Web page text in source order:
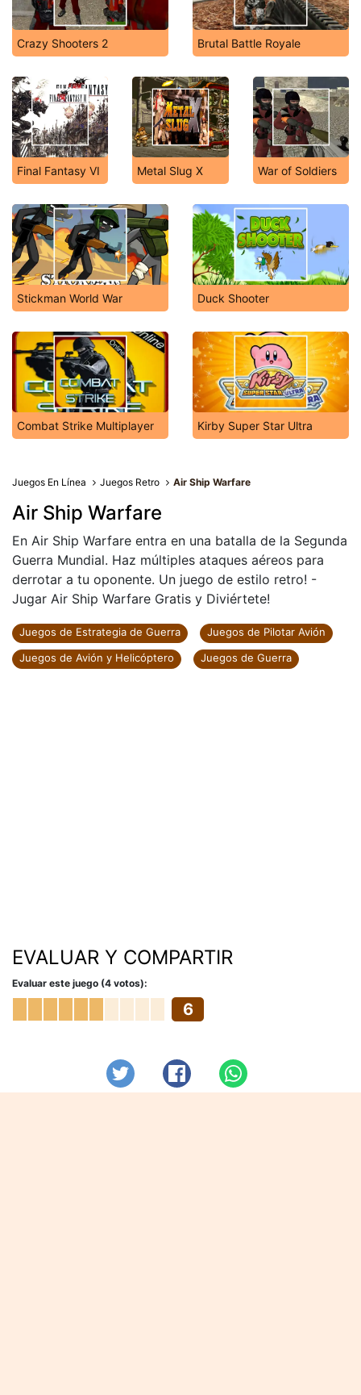
Crazy Shooters 2 Brutal Battle Royale
Final Fantasy VI Metal Slug X War of Soldiers
Stickman World War Duck Shooter
Combat Strike Multiplayer Kirby Super Star Ultra
Juegos En Línea Juegos Retro Air Ship Warfare
Air Ship Warfare
En Air Ship Warfare entra en una batalla de la Segunda
Guerra Mundial. Haz múltiples ataques aéreos para
derrotar a tu oponente. Un juego de estilo retro! -
Jugar Air Ship Warfare Gratis y Diviértete!
Juegos de Estrategia de Guerra
Juegos de Pilotar Avión
Juegos de Avión y Helicóptero
Juegos de Guerra
EVALUAR Y COMPARTIR
Evaluar este juego (4 votos):
6